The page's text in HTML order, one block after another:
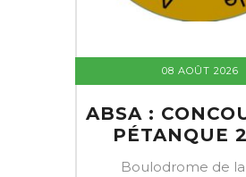
08 AOÛT 2026
ABSA :
PÉTANQUE
Boulodrome de